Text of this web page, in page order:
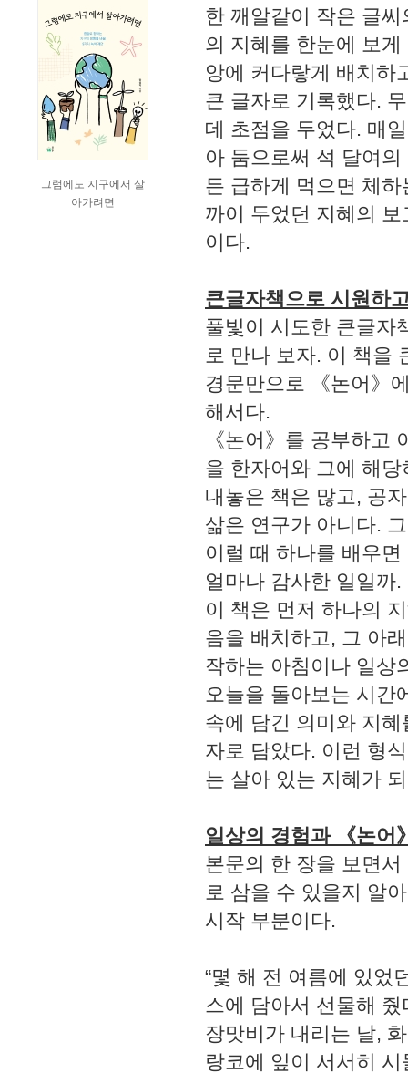
그럼에도 지구에서 살
아가려면
한 깨알같이 작은 글
의 지혜를 한눈에 보
앙에 커다랗게 배치하
큰 글자로 기록했다.
데 초점을 두었다. 매
아 둠으로써 석 달여
든 급하게 먹으면 체
까이 두었던 지혜의
이다.
큰글자책으로 시원하
풀빛이 시도한 큰글자
로 만나 보자. 이 책을
경문만으로 《논어》
해서다.
《논어》를 공부하고
을 한자어와 그에 해
내놓은 책은 많고, 공
삶은 연구가 아니다.
이럴 때 하나를 배우
얼마나 감사한 일일까.
이 책은 먼저 하나의
음을 배치하고, 그 아
작하는 아침이나 일상
오늘을 돌아보는 시간
속에 담긴 의미와 지
자로 담았다. 이런 형
는 살아 있는 지혜가
일상의 경험과 《논어
본문의 한 장을 보면
로 삼을 수 있을지 알
시작 부분이다.
“몇 해 전 여름에 있었
스에 담아서 선물해
장맛비가 내리는 날,
랑코에 잎이 서서히